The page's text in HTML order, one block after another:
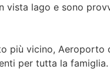
vista lago e sono
più vicino, Aeroporto
per tutta la famiglia.